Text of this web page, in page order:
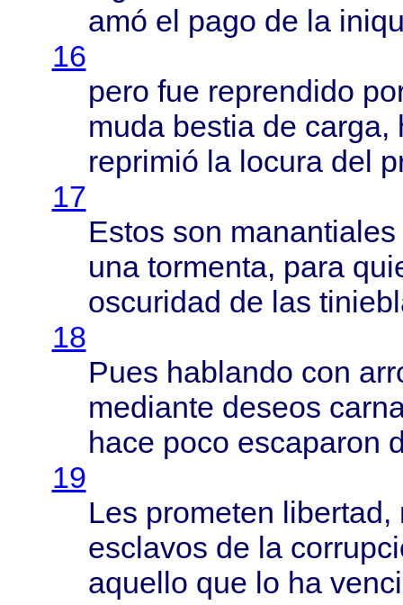
amó el pago de la
16
pero fue reprendido
muda bestiade carga,
reprimió la locuradel
17
Estos son manantiales
una tormenta, para
oscuridad de las
18
Pues hablando con
mediante deseos
hace poco escaparon
19
Les prometen libertad,
esclavos de la
aquello que lo ha